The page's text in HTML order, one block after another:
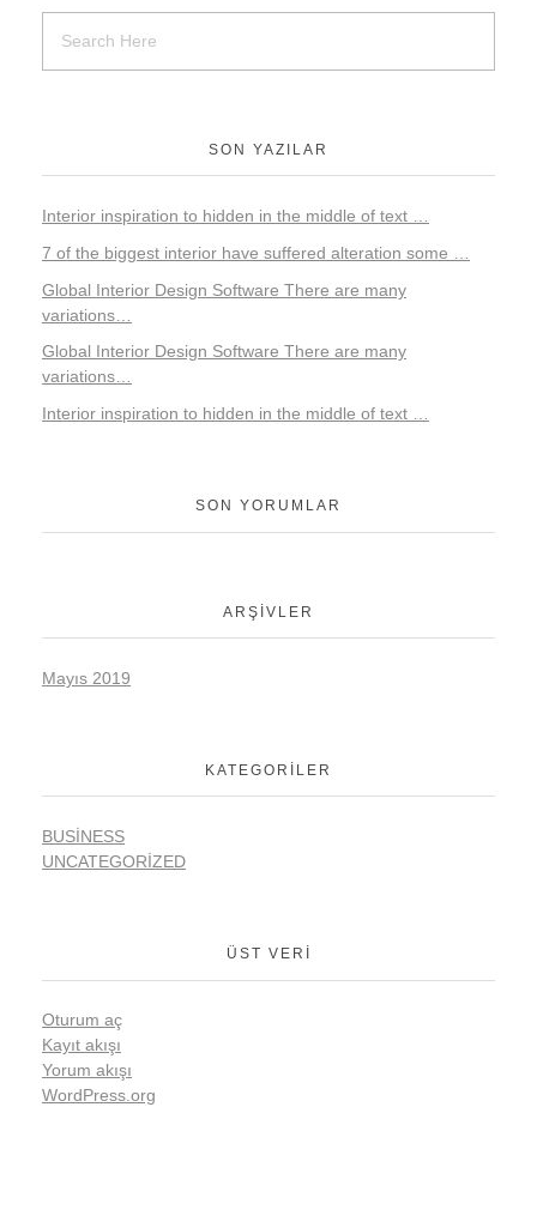
Yatak Odası
Uncategorized
SON YAZILAR
Interior inspiration to hidden in the middle of text …
7 of the biggest interior have suffered alteration some …
Global Interior Design Software There are many
variations…
Global Interior Design Software There are many
variations…
Interior inspiration to hidden in the middle of text …
SON YORUMLAR
ARŞIVLER
Mayıs 2019
KATEGORILER
BUSINESS
UNCATEGORIZED
ÜST VERI
Oturum aç
Kayıt akışı
Yorum akışı
WordPress.org